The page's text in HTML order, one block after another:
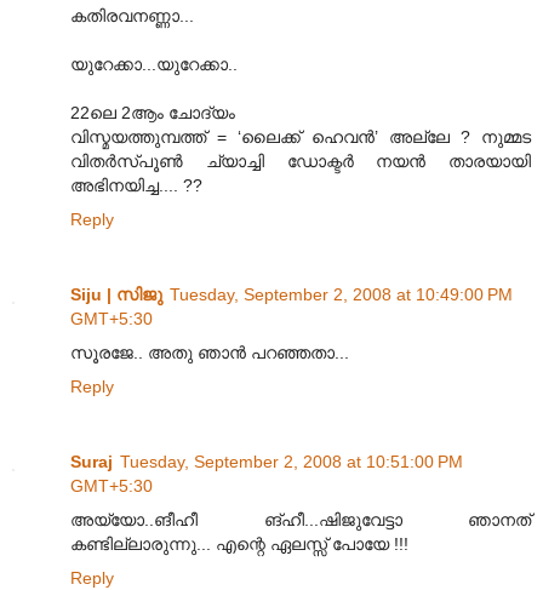
കതിരവനണ്ണാ...
യുറേക്കാ...യുറേക്കാ..
22ലെ 2ആം ചോദ്യം
വിസ്മയത്തുമ്പത്ത് = ‘ലൈക്ക് ഹെവൻ’ അല്ലേ ? നുമ്മട
വിതർസ്പൂൺ ച്യാച്ചി ഡോക്ടർ നയൻ താരയായി
അഭിനയിച്ച.... ??
Reply
Siju | സിജു Tuesday, September 2, 2008 at 10:49:00 PM
GMT+5:30
സൂരജേ.. അതു ഞാന്‍ പറഞ്ഞതാ...
Reply
Suraj Tuesday, September 2, 2008 at 10:51:00 PM
GMT+5:30
അയ്യോ..ങീഹീ ങ്ഹീ...ഷിജുവേട്ടാ ഞാനത്
കണ്ടില്ലാരുന്നു... എന്റെ ഏലസ്സ് പോയേ !!!
Reply